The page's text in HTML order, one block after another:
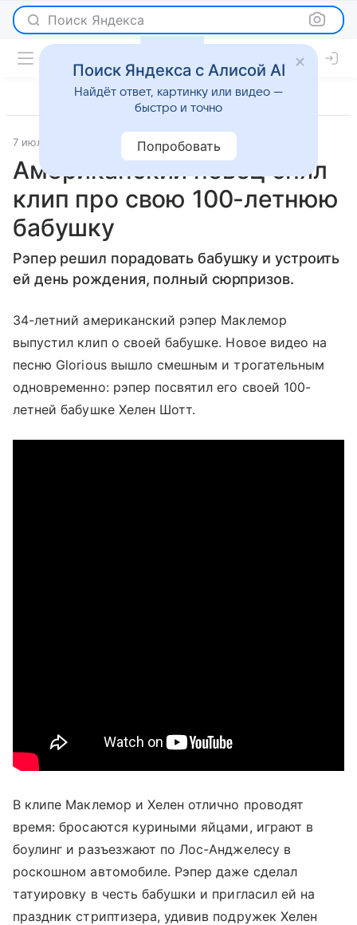
Поиск Яндекса
7 июля 2017
Американский певец снял
клип про свою 100-летнюю
бабушку
Рэпер решил порадовать бабушку и устроить
ей день рождения, полный сюрпризов.
34-летний американский рэпер Маклемор
выпустил клип о своей бабушке. Новое видео на
песню Glorious вышло смешным и трогательным
одновременно: рэпер посвятил его своей 100-
летней бабушке Хелен Шотт.
В клипе Маклемор и Хелен отлично проводят
время: бросаются куриными яйцами, играют в
боулинг и разъезжают по Лос-Анджелесу в
роскошном автомобиле. Рэпер даже сделал
татуировку в честь бабушки и пригласил ей на
праздник стриптизера, удивив подружек Хелен
Поиск Яндекса с Алисой AI
Найдёт ответ, картинку или видео —
быстро и точно
Попробовать